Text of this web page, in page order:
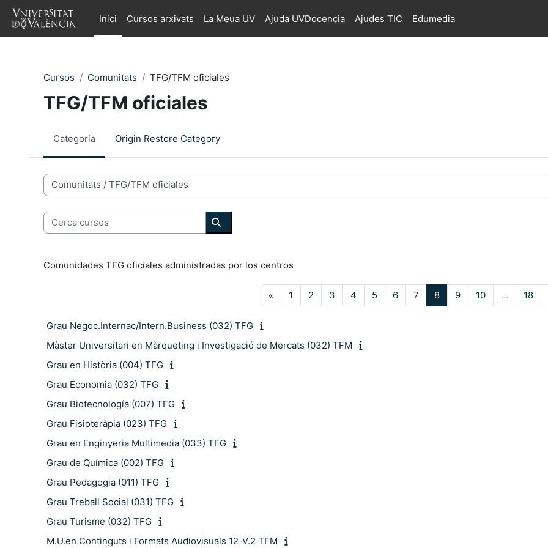
Ves al contingut principal
Inici
Cursos arxivats La Meua UV Ajuda UVDocencia Ajudes TIC Edumedia
Cursos Comunitats TFG/TFM oficiales
TFG/TFM oficiales
Categoria Origin Restore Category
Categories de Cursos
Cerca cursos
Cerca cursos
Comunidades TFG oficiales administradas por los centros
« Pàgina anterior
1 Pàgina 1
2 Pàgina 2
3 Pàgina 3
4 Pàgina 4
5 Pàgina 5
6Pàgina 6
7 Pàgina 7
8Pàgina 8
9Pàgina 9
10Pàgina 10
… 18
Grau Negoc.Internac/Intern.Business (032) TFG
Màster Universitari en Màrqueting i Investigació de Mercats (032) TFM
Grau en Història (004) TFG
Grau Economia (032) TFG
Grau Biotecnología (007) TFG
Grau Fisioteràpia (023) TFG
Grau en Enginyeria Multimedia (033) TFG
Grau de Química (002) TFG
Grau Pedagogia (011) TFG
Grau Treball Social (031) TFG
Grau Turisme (032) TFG
M.U.en Continguts i Formats Audiovisuals 12-V.2 TFM